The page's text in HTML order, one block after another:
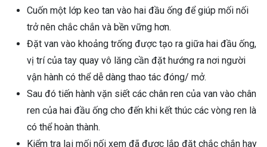
Cuốn một lớp keo tan vào hai đầu ống để giúp mối nối
trở nên chắc chắn và bền vững hơn.
Đặt van vào khoảng trống được tạo ra giữa hai đầu ống,
vị trí của tay quay vô lăng cần đặt hướng ra nơi người
vận hành có thể dễ dàng thao tác đóng/ mở.
Sau đó tiến hành vặn siết các chân ren của van vào chân
ren của hai đầu ống cho đến khi kết thúc các vòng ren là
có thể hoàn thành.
Kiểm tra lại mối nối xem đã được lắp đặt chắc chắn hay